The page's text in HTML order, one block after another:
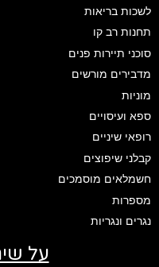
לשכות בריאות
תחנות רב קו
סוכני תיירות פנים
מדבירים מורשים
מוניות
ספא ועיסויים
רופאי שיניים
קבלני שיפוצים
חשמלאים מוסמכים
מספרות
נגרים ונגריות
על